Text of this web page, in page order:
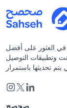
العثور على أفضل
وتطبيقات التوصيل